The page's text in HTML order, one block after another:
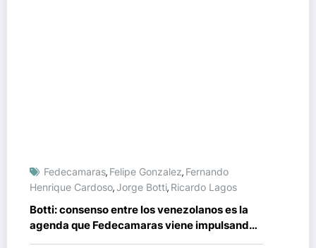
Fedecamaras, Felipe Gonzalez, Fernando
Henrique Cardoso,Jorge Botti, Ricardo Lagos
Botti: consenso entre los venezolanos es la
agenda que Fedecamaras viene impulsando
desde hace 7 meses